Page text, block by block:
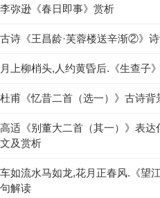
李弥逊《春日即事》赏析
古诗《王昌龄·芙蓉楼送辛渐②》
月上柳梢头,人约黄昏后.《生查子
杜甫《忆昔二首（选一）》古诗背
高适《别董大二首（其一）》表
文及赏析
车如流水马如龙,花月正春风.《望
句解读